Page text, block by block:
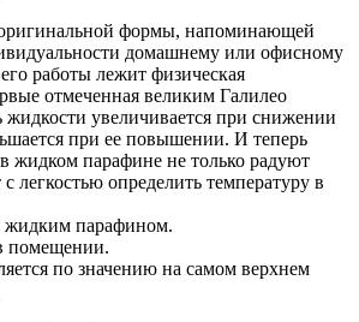
формы, напоминающей
домашнему или офисному
работы лежит физическая
отмеченная великим Галилео
жидкости увеличивается при снижении
при ее повышении. И теперь
жидком парафине не только радуют
легкостью определить температуру в
жидким парафином.
помещении.
по значению на самом верхнем